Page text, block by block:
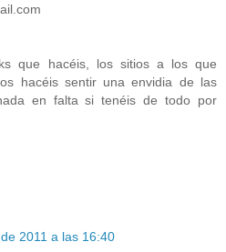
que hacéis, los sitios a los que
hacéis sentir una envidia de las
nada en falta si tenéis de todo por
2011 a las 16:40